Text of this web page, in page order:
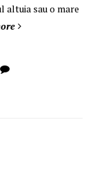
altuia sau o mare